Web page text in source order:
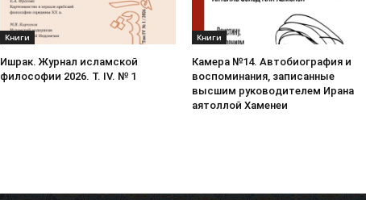
Книги
Ишрак. Журнал исламской
философии 2026. Т. IV. № 1
Книги
Камера №14. Автобиография и
воспоминания, записанные
высшим руководителем Ирана
аятоллой Хаменеи